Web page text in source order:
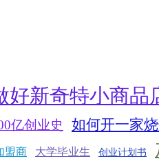
好新奇特小商品
亿创业史 如何开一家
盟商 大学毕业生 创业计划书